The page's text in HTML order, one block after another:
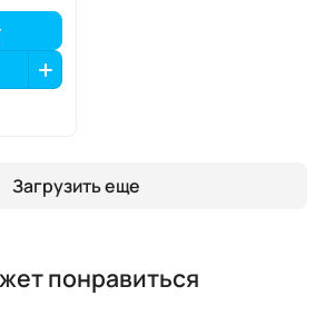
Загрузить еще
понравиться